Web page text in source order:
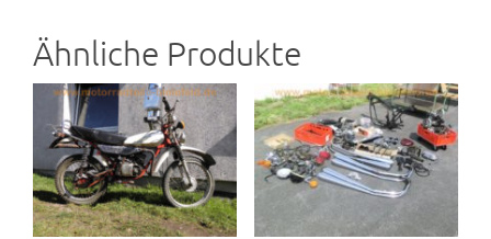
Ähnliche Produkte